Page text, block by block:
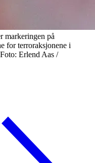
markeringen på
for terroraksjonene i
Erlend Aas /